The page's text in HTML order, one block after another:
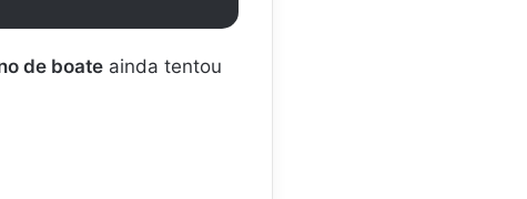
de boate ainda tentou